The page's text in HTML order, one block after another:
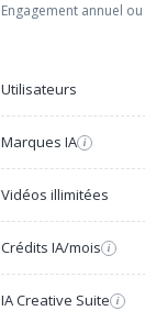
Engagement annuel
Utilisateurs
Marques IA i
Vidéos illimitées
Crédits IA/mois i
IA Creative Suite i